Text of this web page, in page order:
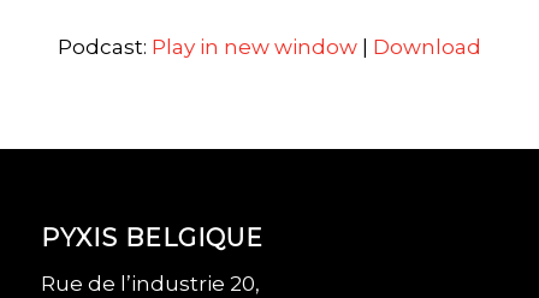
Podcast: Play in new window| Download
PYXIS BELGIQUE
Rue de l’industrie 20,